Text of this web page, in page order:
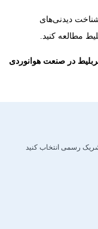
دیدنی‌های
مطالعه کنید.
در صنعت هوانوردی